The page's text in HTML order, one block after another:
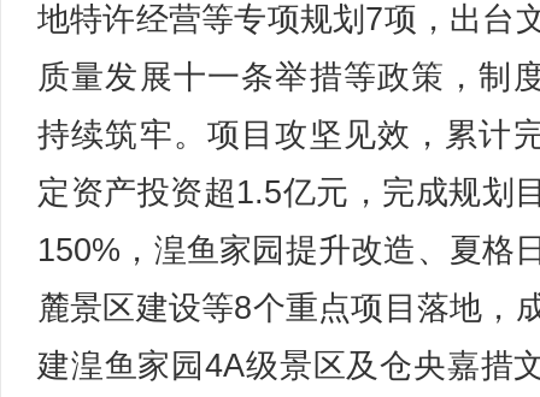
地特许经营等专项规划7项，出台
质量发展十一条举措等政策，制
持续筑牢。项目攻坚见效，累计
定资产投资超1.5亿元，完成规划
150%，湟鱼家园提升改造、夏格
麓景区建设等8个重点项目落地，
建湟鱼家园4A级景区及仓央嘉措